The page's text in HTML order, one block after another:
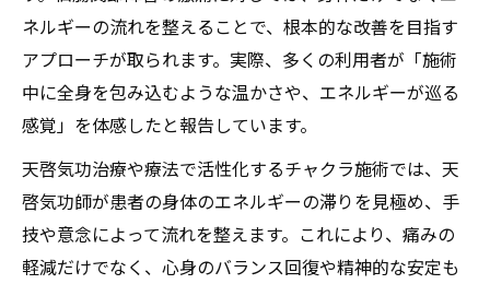
ネルギーの流れを整えることで、根本的な改善を目指す
アプローチが取られます。実際、多くの利用者が「施術
中に全身を包み込むような温かさや、エネルギーが巡る
感覚」を体感したと報告しています。
天啓気功治療や療法で活性化するチャクラ施術では、天
啓気功師が患者の身体のエネルギーの滞りを見極め、手
技や意念によって流れを整えます。これにより、痛みの
軽減だけでなく、心身のバランス回復や精神的な安定も